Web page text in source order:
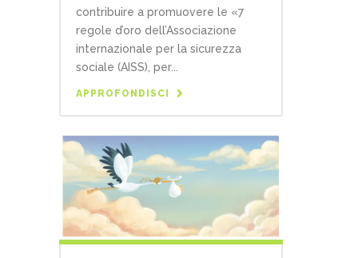
contribuire a promuovere le «7
regole d’oro dell’Associazione
internazionale per la sicurezza
sociale (AISS), per...
APPROFONDISCI